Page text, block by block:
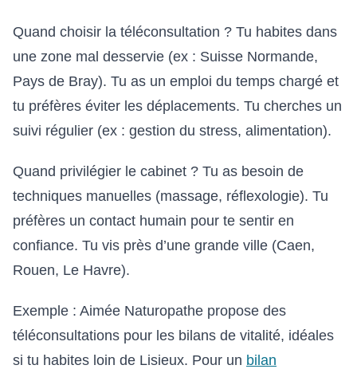
Quand choisir la téléconsultation ? Tu habites dans
une zone mal desservie (ex : Suisse Normande,
Pays de Bray). Tu as un emploi du temps chargé et
tu préfères éviter les déplacements. Tu cherches un
suivi régulier (ex : gestion du stress, alimentation).
Quand privilégier le cabinet ? Tu as besoin de
techniques manuelles (massage, réflexologie). Tu
préfères un contact humain pour te sentir en
confiance. Tu vis près d’une grande ville (Caen,
Rouen, Le Havre).
Exemple : Aimée Naturopathe propose des
téléconsultations pour les bilans de vitalité, idéales
si tu habites loin de Lisieux. Pour un bilan